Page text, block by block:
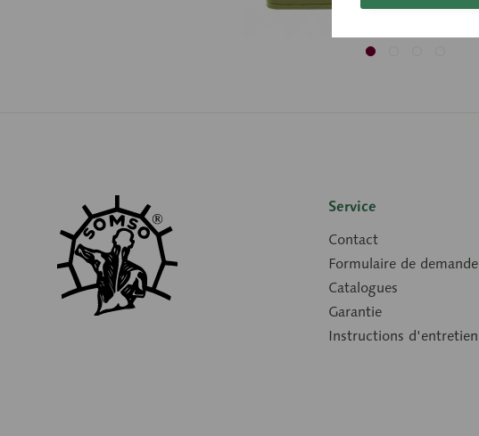
Service
Contact
Formulaire de demande
Catalogues
Garantie
Instructions d'entretien